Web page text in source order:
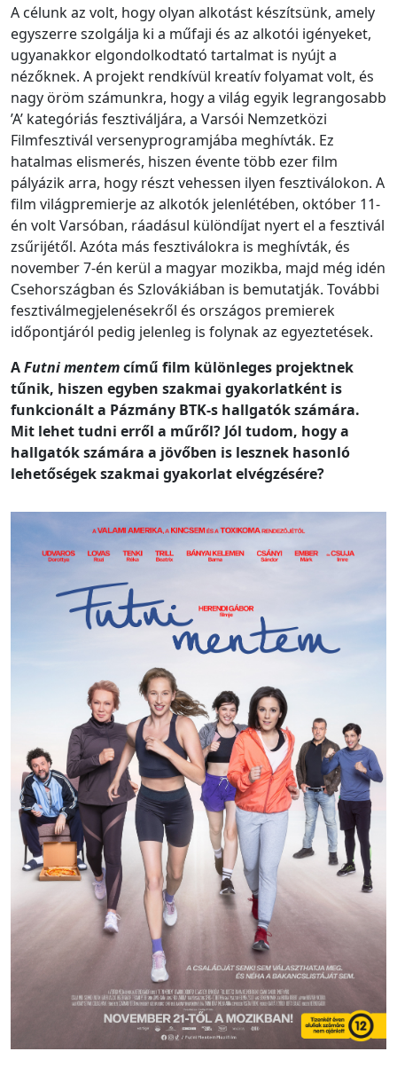
A célunk az volt, hogy olyan alkotást készítsünk, amely
egyszerre szolgálja ki a műfaji és az alkotói igényeket,
ugyanakkor elgondolkodtató tartalmat is nyújt a
nézőknek. A projekt rendkívül kreatív folyamat volt, és
nagy öröm számunkra, hogy a világ egyik legrangosabb
’A’ kategóriás fesztiváljára, a Varsói Nemzetközi
Filmfesztivál versenyprogramjába meghívták. Ez
hatalmas elismerés, hiszen évente több ezer film
pályázik arra, hogy részt vehessen ilyen fesztiválokon. A
film világpremierje az alkotók jelenlétében, október 11-
én volt Varsóban, ráadásul különdíjat nyert el a fesztivál
zsűrijétől. Azóta más fesztiválokra is meghívták, és
november 7-én kerül a magyar mozikba, majd még idén
Csehországban és Szlovákiában is bemutatják. További
fesztiválmegjelenésekről és országos premierek
időpontjáról pedig jelenleg is folynak az egyeztetések.
AFutni mentemcímű film különleges projektnek
tűnik, hiszen egyben szakmai gyakorlatként is
funkcionált a Pázmány BTK-s hallgatók számára.
Mit lehet tudni erről a műről? Jól tudom, hogy a
hallgatók számára a jövőben is lesznek hasonló
lehetőségek szakmai gyakorlat elvégzésére?